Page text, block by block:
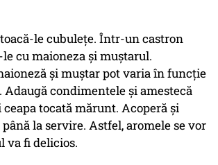
le cubulețe. Într-un castron
cu maioneza și muștarul.
și muștar pot varia în funcție
Adaugă condimentele și amestecă
tocată mărunt. Acoperă și
la servire. Astfel, aromele se vor
va fi delicios.